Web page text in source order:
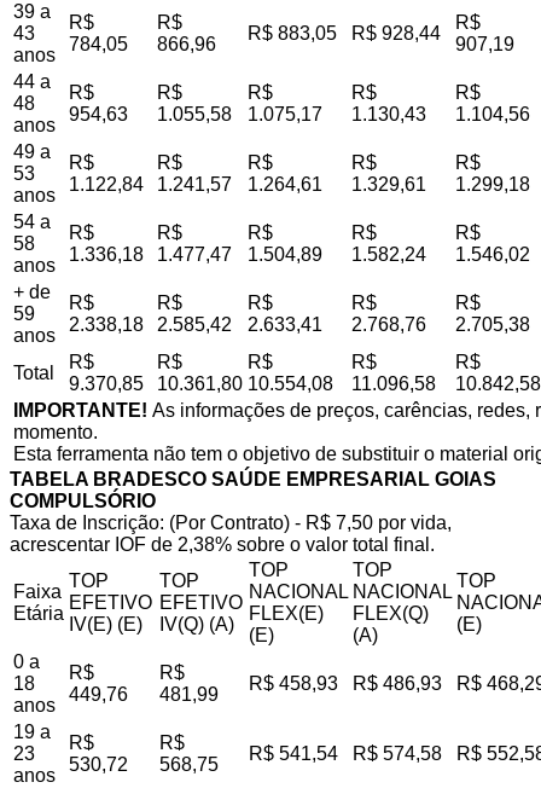
39 a
43
anos
R$
784,05
R$
866,96
R$ 883,05 R$ 928,44
R$
907,19
44 a
48
anos
R$
954,63
R$
1.055,58
R$
1.075,17
R$
1.130,43
R$
1.104,56
49 a
53
anos
R$
1.122,84
R$
1.241,57
R$
1.264,61
R$
1.329,61
R$
1.299,18
54 a
58
anos
R$
1.336,18
R$
1.477,47
R$
1.504,89
R$
1.582,24
R$
1.546,02
+ de
59
anos
R$
2.338,18
R$
2.585,42
R$
2.633,41
R$
2.768,76
R$
2.705,38
Total
R$
9.370,85
R$
10.361,80
R$
10.554,08
R$
11.096,58
R$
10.842,58
IMPORTANTE! As informações de preços, carências,
momento.
Esta ferramenta não tem o objetivo de substituir o material
TABELA BRADESCO SAÚDE EMPRESARIAL GOIAS
COMPULSÓRIO
Taxa de Inscrição: (Por Contrato) - R$ 7,50 por vida,
acrescentar IOF de 2,38% sobre o valor total final.
Faixa
Etária
TOP
EFETIVO
IV(E) (E)
TOP
EFETIVO
IV(Q) (A)
TOP
NACIONAL
FLEX(E)
(E)
TOP
NACIONAL
FLEX(Q)
(A)
TOP
(E)
0 a
18
anos
R$
449,76
R$
481,99
R$ 458,93 R$ 486,93 R$
19 a
23
anos
R$
530,72
R$
568,75
R$ 541,54 R$ 574,58 R$